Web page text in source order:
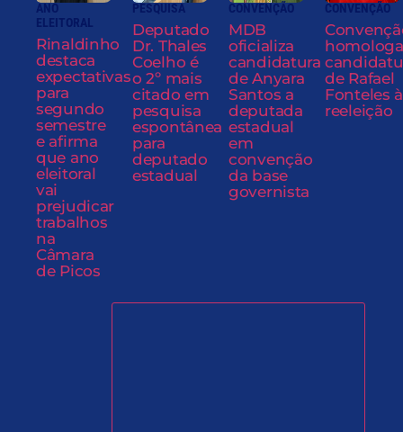
ANO
ELEITORAL
Rinaldinho
destaca
expectativas
para
segundo
semestre
e afirma
que ano
eleitoral
vai
prejudicar
trabalhos
na
Câmara
de Picos
PESQUISA
Deputado
Dr. Thales
Coelho é
o 2º mais
citado em
pesquisa
espontânea
para
deputado
estadual
CONVENÇÃO
MDB
oficializa
candidatura
de Anyara
Santos a
deputada
estadual
em
convenção
da base
governista
CONVENÇÃO
homologa
de Rafael
Fonteles à
reeleição